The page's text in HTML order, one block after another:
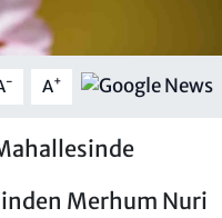
- A+
Merhum Nuri